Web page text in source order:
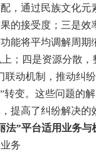
，通过民族文化元
的接受度；三是效
能将平均调解周期
；四是资源分散，
联动机制，推动纠
转变。这些问题的
提高了纠纷解决的
法”平台适用业务与
务